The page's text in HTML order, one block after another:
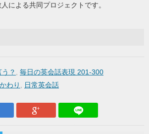
による共同プロジェクトです。
？
毎日の英会話表現 201-300
わり 日常英会話
はてなブックマークGoogle Plus